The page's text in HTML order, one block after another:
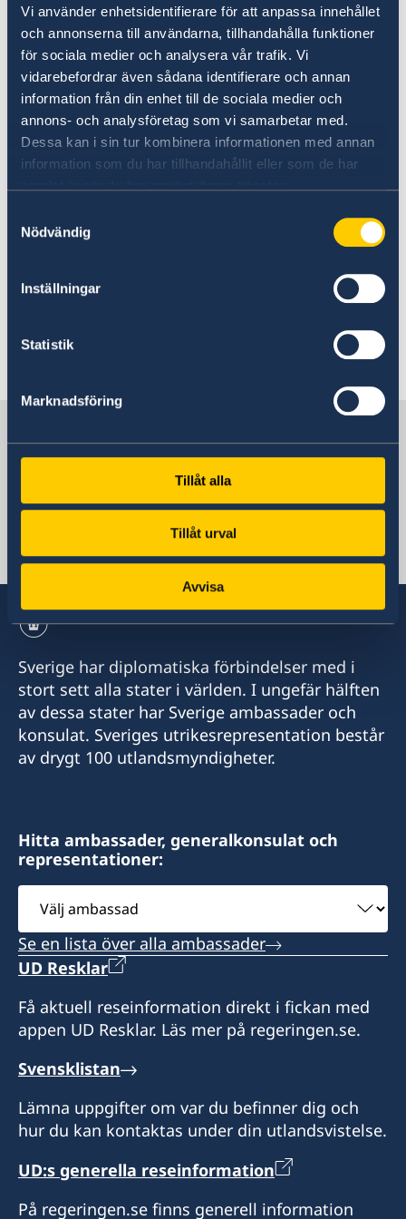
Vi använder enhetsidentifierare för att anpassa innehållet
och annonserna till användarna, tillhandahålla funktioner
för sociala medier och analysera vår trafik. Vi
vidarebefordrar även sådana identifierare och annan
information från din enhet till de sociala medier och
annons- och analysföretag som vi samarbetar med.
Dessa kan i sin tur kombinera informationen med annan
information som du har tillhandahållit eller som de har
Nödvändig
Inställningar
Statistik
Marknadsföring
Tillåt alla
Tillåt urval
Avvisa
Sveriges utvecklingssamarbete med Georgien
Korruption och oegentligheter
Openaid
vattenledningar, el- och gasnät och annan
infrastruktur.
Jord- och lerskred och plötsliga floder är också
vanliga runtom i Georgien. I juni 2015 orsakade
ett jordskred utanför Tbilisi en flodvåg som
ledde till att flera personer omkom och att hus
och vägar sveptes bort inne i staden. Augusti
2023 inträffade ett jordskred i Shovi (Racha
regionen). Jordskredet svepte med sig stora
delar av bebyggelse och infrastruktur med 20-
Sveriges ambassad
Georgien, Tbilisi
Sverige har diplomatiska förbindelser med i
stort sett alla stater i världen. I ungefär hälften
av dessa stater har Sverige ambassader och
konsulat. Sveriges utrikesrepresentation består
av drygt 100 utlandsmyndigheter.
Hitta ambassader, generalkonsulat och
representationer:
Välj
ambassad
Se en lista över alla ambassader
UD Resklar
Få aktuell reseinformation direkt i fickan med
appen UD Resklar. Läs mer på regeringen.se.
Svensklistan
Lämna uppgifter om var du befinner dig och
hur du kan kontaktas under din utlandsvistelse.
UD:s generella reseinformation
På regeringen.se finns generell information